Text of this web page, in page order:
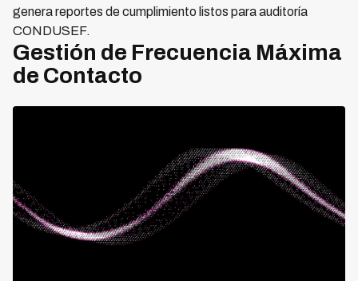
genera reportes de cumplimiento listos para auditoría
CONDUSEF.
Gestión de Frecuencia Máxima
de Contacto